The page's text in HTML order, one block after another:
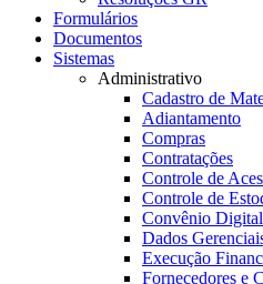
Formulários
Documentos
Sistemas
Administrativo
Cadastro de
Adiantamento
Compras
Contratações
Controle de
Controle de
Convênio Digital
Dados
Execução
Fornecedores e